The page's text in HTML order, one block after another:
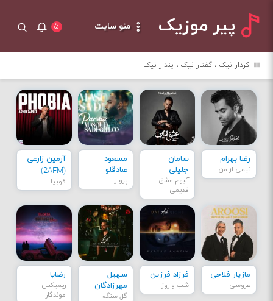
پیر موزیک منو سایت ۵
کردار نیک ، گفتار نیک ، پندار نیک
رضا بهرام
نیمی از من
سامان
جلیلی
آلبوم عشق
قدیمی
مسعود
صادقلو
پرواز
آرمین زارعی
(2AFM)
فوبیا
مازیار فلاحی
عروسی
فرزاد فرزین
شب و روز
سهیل
مهرزادگان
گل سنگم
رضایا
ریمیکس
موندگار